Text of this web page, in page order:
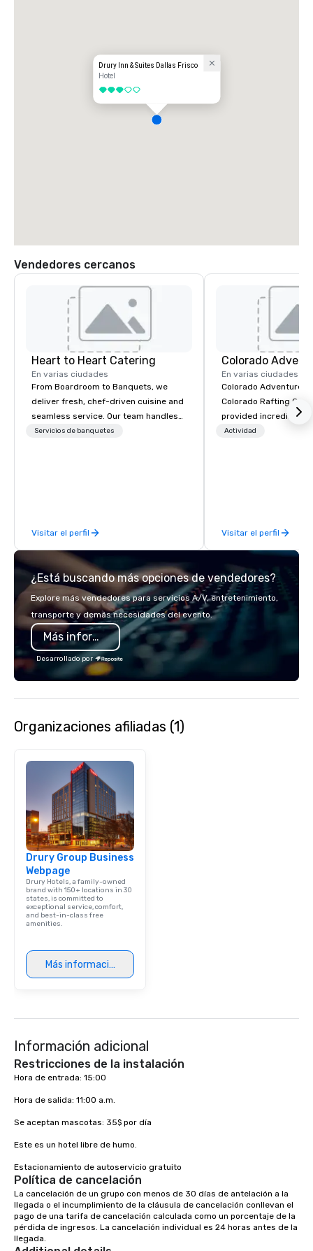
Drury Inn & Suites Dallas Frisco
Hotel
3 de 5
Vendedores cercanos
Heart to Heart Catering
En varias ciudades
From Boardroom to Banquets, we
deliver fresh, chef-driven cuisine and
seamless service. Our team handles
everything—menu design, event
Servicios de banquetes
Visitar el perfil
Colorado
En varias ciudades
Colorado Adventure
Colorado Rafting
provided incredible
experiences to
and snowboarders,
snowshoe,
your guests are first-
seasoned experts, let
their next
Actividad
Visitar el perfil
¿Está buscando más opciones de vendedores?
Explore más vendedores para servicios A/V, entretenimiento,
transporte y demás necesidades del evento.
Más información
Desarrollado por
Organizaciones afiliadas (1)
Drury Group Business
Webpage
Drury Hotels, a family-owned
brand with 150+ locations in 30
states, is committed to
exceptional service, comfort,
and best-in-class free
amenities.
Más información
Información adicional
Restricciones de la instalación
Hora de entrada: 15:00
Hora de salida: 11:00 a.m.
Se aceptan mascotas: 35$ por día
Este es un hotel libre de humo.
Estacionamiento de autoservicio gratuito
Política de cancelación
La cancelación de un grupo con menos de 30 días de antelación a la
llegada o el incumplimiento de la cláusula de cancelación conllevan el
pago de una tarifa de cancelación calculada como un porcentaje de la
pérdida de ingresos. La cancelación individual es 24 horas antes de la
llegada.